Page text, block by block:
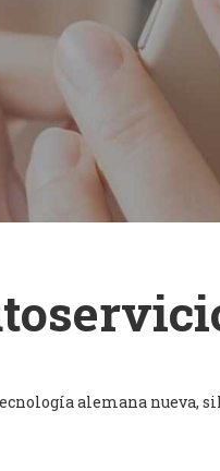
alemana nueva,